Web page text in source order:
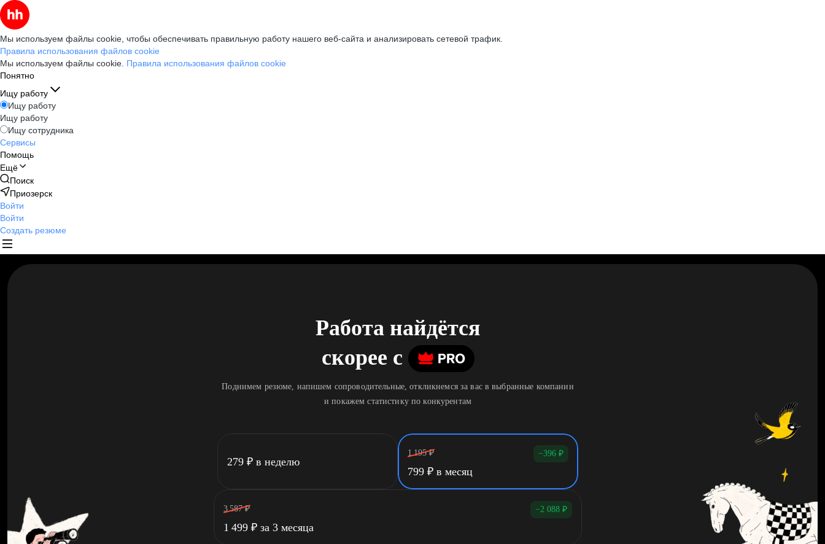
Мы используем файлы cookie, чтобы обеспечивать правильную работу нашего веб-сайта и анализировать сетевой трафик.
Правила использования файлов cookie
Мы используем файлы cookie. Правила использования файлов cookie
Понятно
Ищу работу
Ищу работу
Ищу работу
Ищу сотрудника
Сервисы
Помощь
Ещё
Поиск
Приозерск
Войти
Войти
Создать резюме
Работа найдётся
скорее c
Поднимем резюме, напишем сопроводительные, откликнемся за вас в выбранные компании
и покажем статистику по конкурентам
279 ₽ в неделю
1 195 ₽ −396 ₽
799 ₽ в месяц
3 587 ₽ −2 088 ₽
1 499 ₽ за 3 месяца